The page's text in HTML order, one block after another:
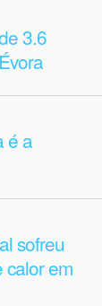
3.6
é a
sofreu
calor em